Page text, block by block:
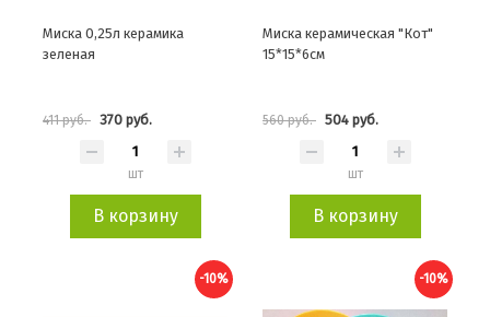
Миска 0,25л керамика
зеленая
411 руб. 370 руб.
шт
В корзину
Миска керамическая "Кот"
15*15*6см
560 руб. 504 руб.
шт
В корзину
-10% -10%